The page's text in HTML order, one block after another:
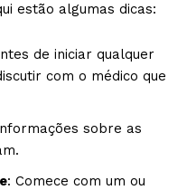
estão algumas dicas:
de iniciar qualquer
com o médico que
sobre as
: Comece com um ou